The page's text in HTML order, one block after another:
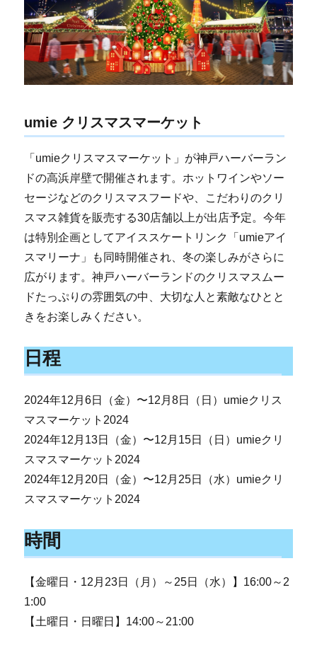
umie クリスマスマーケット
「umieクリスマスマーケット」が神戸ハーバーラン
ドの高浜岸壁で開催されます。ホットワインやソー
セージなどのクリスマスフードや、こだわりのクリ
スマス雑貨を販売する30店舗以上が出店予定。今年
は特別企画としてアイススケートリンク「umieアイ
スマリーナ」も同時開催され、冬の楽しみがさらに
広がります。神戸ハーバーランドのクリスマスムー
ドたっぷりの雰囲気の中、大切な人と素敵なひとと
きをお楽しみください。
日程
2024年12月6日（金）〜12月8日（日）umieクリス
マスマーケット2024
2024年12月13日（金）〜12月15日（日）umieクリ
スマスマーケット2024
2024年12月20日（金）〜12月25日（水）umieクリ
スマスマーケット2024
時間
【金曜日・12月23日（月）～25日（水）】16:00～2
1:00
【土曜日・日曜日】14:00～21:00